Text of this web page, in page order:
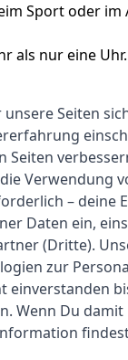
Sport oder
als nur eine
zu
Emporia
1-2
Seiten
Verwendung
– deine
Daten ein,
(Dritte).
zur
einverstanden
Wenn Du